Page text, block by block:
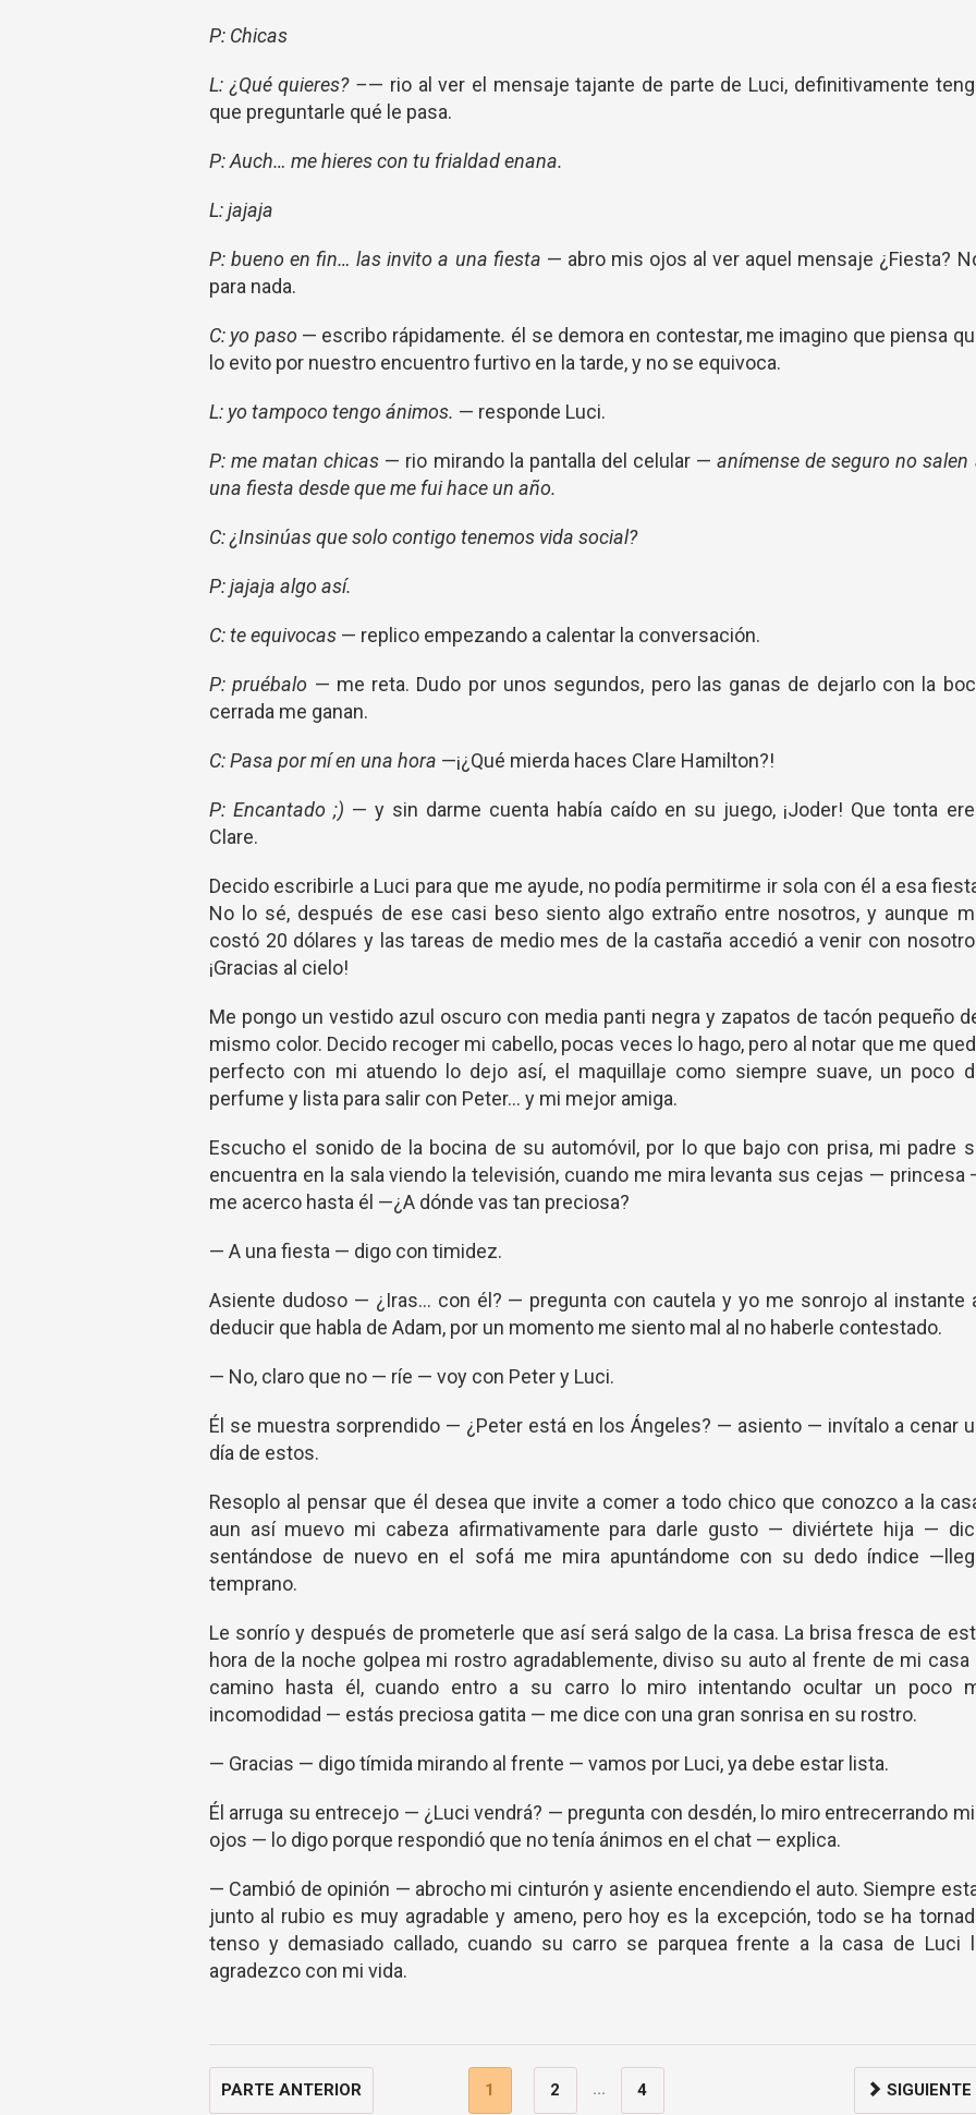
P: Chicas
L: ¿Qué quieres? –— rio al ver el mensaje tajante de parte de Luci, definitivamente
que preguntarle qué le pasa.
P: Auch… me hieres con tu frialdad enana.
L: jajaja
P: bueno en fin… las invito a una fiesta — abro mis ojos al ver aquel mensaje ¿Fiesta?
para nada.
C: yo paso — escribo rápidamente. él se demora en contestar, me imagino que piensa
lo evito por nuestro encuentro furtivo en la tarde, y no se equivoca.
L: yo tampoco tengo ánimos. — responde Luci.
P: me matan chicas — rio mirando la pantalla del celular —anímense de seguro no salen
una fiesta desde que me fui hace un año.
C: ¿Insinúas que solo contigo tenemos vida social?
P: jajaja algo así.
C: te equivocas — replico empezando a calentar la conversación.
P: pruébalo — me reta. Dudo por unos segundos, pero las ganas de dejarlo con la
cerrada me ganan.
C: Pasa por mí en una hora —¡¿Qué mierda haces Clare Hamilton?!
P: Encantado ;) — y sin darme cuenta había caído en su juego, ¡Joder! Que tonta
Clare.
Decido escribirle a Luci para que me ayude, no podía permitirme ir sola con él a esa
No lo sé, después de ese casi beso siento algo extraño entre nosotros, y aunque
costó 20 dólares y las tareas de medio mes de la castaña accedió a venir con
¡Gracias al cielo!
Me pongo un vestido azul oscuro con media panti negra y zapatos de tacón pequeño
mismo color. Decido recoger mi cabello, pocas veces lo hago, pero al notar que me
perfecto con mi atuendo lo dejo así, el maquillaje como siempre suave, un poco
perfume y lista para salir con Peter… y mi mejor amiga.
Escucho el sonido de la bocina de su automóvil, por lo que bajo con prisa, mi padre
encuentra en la sala viendo la televisión, cuando me mira levanta sus cejas — princesa
me acerco hasta él —¿A dónde vas tan preciosa?
— A una fiesta — digo con timidez.
Asiente dudoso — ¿Iras… con él? — pregunta con cautela y yo me sonrojo al instante
deducir que habla de Adam, por un momento me siento mal al no haberle contestado.
— No, claro que no — ríe — voy con Peter y Luci.
Él se muestra sorprendido — ¿Peter está en los Ángeles? — asiento — invítalo a cenar
día de estos.
Resoplo al pensar que él desea que invite a comer a todo chico que conozco a la
aun así muevo mi cabeza afirmativamente para darle gusto — diviértete hija —
sentándose de nuevo en el sofá me mira apuntándome con su dedo índice
temprano.
Le sonrío y después de prometerle que así será salgo de la casa. La brisa fresca de
hora de la noche golpea mi rostro agradablemente, diviso su auto al frente de mi casa
camino hasta él, cuando entro a su carro lo miro intentando ocultar un poco
incomodidad — estás preciosa gatita — me dice con una gran sonrisa en su rostro.
— Gracias — digo tímida mirando al frente — vamos por Luci, ya debe estar lista.
Él arruga su entrecejo — ¿Luci vendrá? — pregunta con desdén, lo miro entrecerrando
ojos — lo digo porque respondió que no tenía ánimos en el chat — explica.
— Cambió de opinión — abrocho mi cinturón y asiente encendiendo el auto. Siempre
junto al rubio es muy agradable y ameno, pero hoy es la excepción, todo se ha
tenso y demasiado callado, cuando su carro se parquea frente a la casa de Luci
agradezco con mi vida.
PARTE ANTERIOR 1 2 ... 4 SIGUIENTE